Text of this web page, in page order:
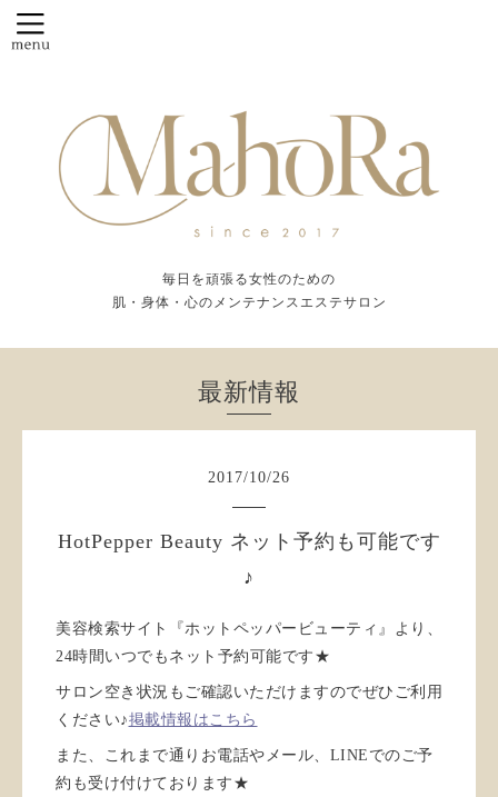
毎日を頑張る女性のための
肌・身体・心のメンテナンスエステサロン
最新情報
2017/10/26
HotPepper Beauty ネット予約も可能です
♪
美容検索サイト『ホットペッパービューティ』より、
24時間いつでもネット予約可能です★
サロン空き状況もご確認いただけますのでぜひご利用
ください♪掲載情報はこちら
また、これまで通りお電話やメール、LINEでのご予
約も受け付けております★